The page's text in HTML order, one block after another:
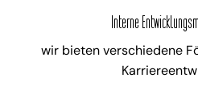
Interne
wir bieten verschiedene